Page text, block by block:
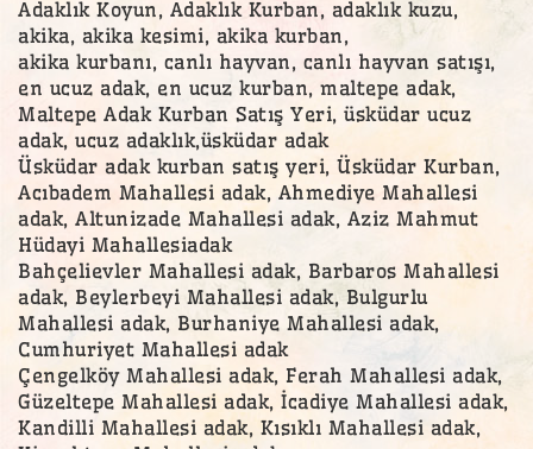
Adaklık Koyun, Adaklık Kurban, adaklık kuzu,
akika, akika kesimi, akika kurban,
akika kurbanı, canlı hayvan, canlı hayvan satışı,
en ucuz adak, en ucuz kurban, maltepe adak,
Maltepe Adak Kurban Satış Yeri, üsküdar ucuz
adak, ucuz adaklık,üsküdar adak
Üsküdar adak kurban satış yeri, Üsküdar Kurban,
Acıbadem Mahallesi adak, Ahmediye Mahallesi
adak, Altunizade Mahallesi adak, Aziz Mahmut
Hüdayi Mahallesiadak
Bahçelievler Mahallesi adak, Barbaros Mahallesi
adak, Beylerbeyi Mahallesi adak, Bulgurlu
Mahallesi adak, Burhaniye Mahallesi adak,
Cumhuriyet Mahallesi adak
Çengelköy Mahallesi adak, Ferah Mahallesi adak,
Güzeltepe Mahallesi adak, İcadiye Mahallesi adak,
Kandilli Mahallesi adak, Kısıklı Mahallesi adak,